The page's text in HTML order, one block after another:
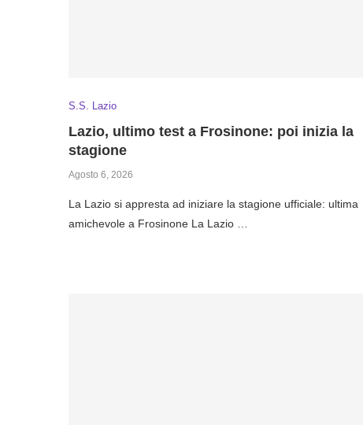
S.S. Lazio
Lazio, ultimo test a Frosinone: poi inizia la
stagione
Agosto 6, 2026
La Lazio si appresta ad iniziare la stagione ufficiale: ultima
amichevole a Frosinone La Lazio …